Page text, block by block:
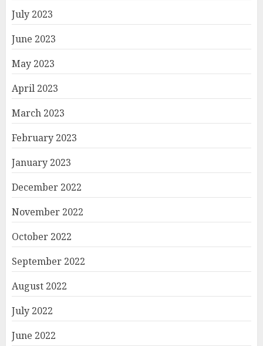
July 2023
June 2023
May 2023
April 2023
March 2023
February 2023
January 2023
December 2022
November 2022
October 2022
September 2022
August 2022
July 2022
June 2022